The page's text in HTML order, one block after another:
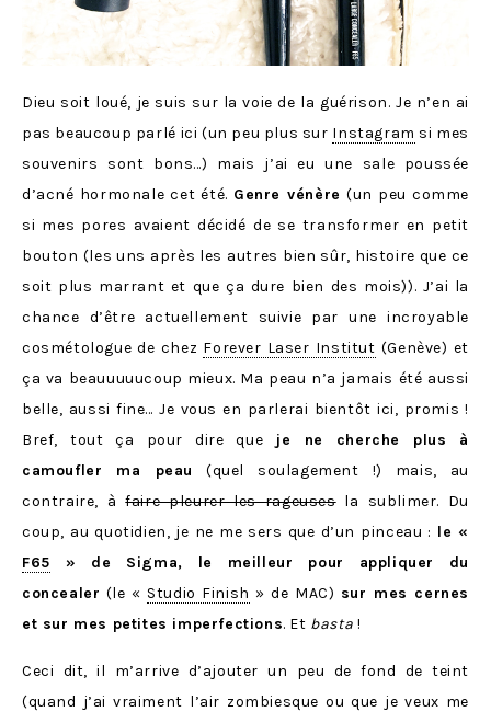
Dieu soit loué, je suis sur la voie de la guérison. Je n’en ai
pas beaucoup parlé ici (un peu plus sur Instagram si mes
souvenirs sont bons…) mais j’ai eu une sale poussée
d’acné hormonale cet été. Genre vénère (un peu comme
si mes pores avaient décidé de se transformer en petit
bouton (les uns après les autres bien sûr, histoire que ce
soit plus marrant et que ça dure bien des mois)). J’ai la
chance d’être actuellement suivie par une incroyable
cosmétologue de chez Forever Laser Institut (Genève) et
ça va beauuuuucoup mieux. Ma peau n’a jamais été aussi
belle, aussi fine… Je vous en parlerai bientôt ici, promis !
Bref, tout ça pour dire que je ne cherche plus à
camoufler ma peau
(quel soulagement !) mais, au
contraire, àfaire pleurer les rageusesla sublimer. Du
coup, au quotidien, je ne me sers que d’un pinceau : le «
F65 » de Sigma, le meilleur pour appliquer du
concealer (le « Studio Finish » de MAC) sur mes cernes
et sur mes petites imperfections. Et basta !
Ceci dit, il m’arrive d’ajouter un peu de fond de teint
(quand j’ai vraiment l’air zombiesque ou que je veux me